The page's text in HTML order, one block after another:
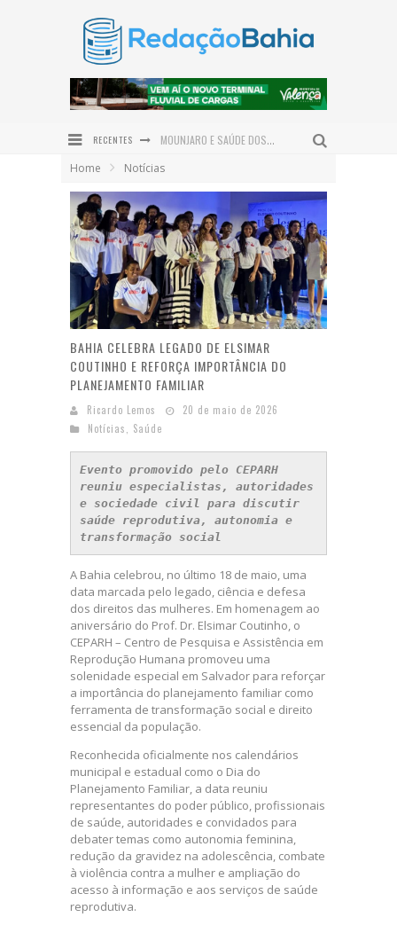
RECENTES MOUNJARO E SAÚDE DOS OLHOS: ESPECIALISTA EXPLICA OS CUIDADOS PARA QUEM TEM DIABETES
ROWENNA DIZ QUE FALA DE ACM NETO SOBRE O IDEB BEIRA A HIPOCRISIA
DIVISÃO DAS TAREFAS DOMÉSTICAS GANHA PROTAGONISMO NO DIA DOS PAIS
PROJETO BI-BI CAPACITA 30 EDUCADORES EM IBIPEBA PARA FORTALECER A FORMAÇÃO DE LEITORES
NEM TODO EMAGRECIMENTO É IGUAL: ENTENDA AS DIFERENÇAS ENTRE MEDICAMENTOS E CIRURGIA BARIÁTRICA
Home Notícias
BAHIA CELEBRA LEGADO DE ELSIMAR
COUTINHO E REFORÇA IMPORTÂNCIA DO
PLANEJAMENTO FAMILIAR
Ricardo Lemos
20 de maio de 2026
Notícias
Saúde
Evento promovido pelo CEPARH
reuniu especialistas, autoridades
e sociedade civil para discutir
saúde reprodutiva, autonomia e
transformação social
A Bahia celebrou, no último 18 de maio, uma
data marcada pelo legado, ciência e defesa
dos direitos das mulheres. Em homenagem ao
aniversário do Prof. Dr. Elsimar Coutinho, o
CEPARH – Centro de Pesquisa e Assistência em
Reprodução Humana promoveu uma
solenidade especial em Salvador para reforçar
a importância do planejamento familiar como
ferramenta de transformação social e direito
essencial da população.
Reconhecida oficialmente nos calendários
municipal e estadual como o Dia do
Planejamento Familiar, a data reuniu
representantes do poder público, profissionais
de saúde, autoridades e convidados para
debater temas como autonomia feminina,
redução da gravidez na adolescência, combate
à violência contra a mulher e ampliação do
acesso à informação e aos serviços de saúde
reprodutiva.